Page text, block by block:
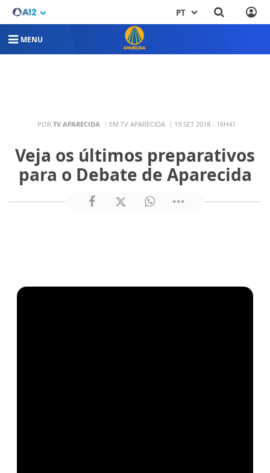
PT
MENU
POR TV APARECIDA EM TV APARECIDA 19 SET 2018 - 16H41
Veja os últimos preparativos
para o Debate de Aparecida